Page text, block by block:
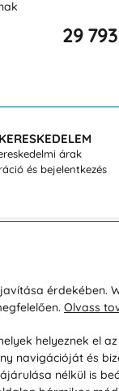
30
árak
és bejelentkezés
visszaküldése
érdekében.
Olvass
helyeznek el
navigációját és
nélkül is